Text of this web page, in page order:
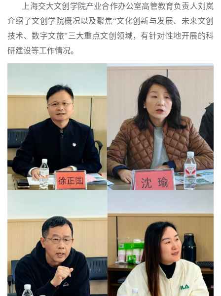
上海交大文创学院产业合作办公室高管教育负责人刘岚
介绍了文创学院概况以及聚焦“文化创新与发展、未来文创
技术、数字文旅”三大重点文创领域，有针对性地开展的科
研建设等工作情况。